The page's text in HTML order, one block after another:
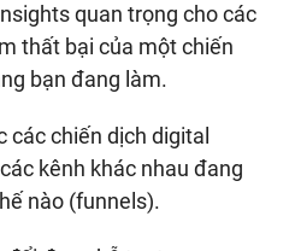
quan trọng cho các
thất bại của một chiến
bạn đang làm.
các chiến dịch digital
kênh khác nhau đang
nào (funnels).